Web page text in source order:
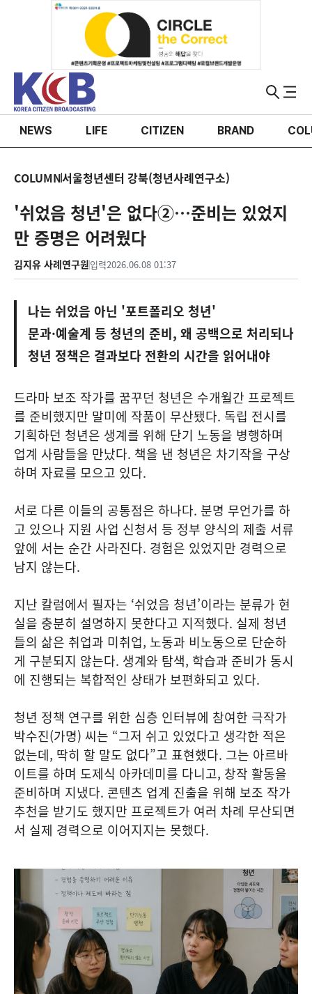
NEWS LIFE CITIZEN BRAND
COLUMN서울청년센터 강북(청년사례연구소)
'쉬었음 청년'은 없다②…준비는 있었지
만 증명은 어려웠다
김지유 사례연구원입력2026.06.08 01:37
나는 쉬었음 아닌 '포트폴리오 청년'
문과·예술계 등 청년의 준비, 왜 공백으로 처리되나
청년 정책은 결과보다 전환의 시간을 읽어내야
드라마 보조 작가를 꿈꾸던 청년은 수개월간 프로젝트
를 준비했지만 말미에 작품이 무산됐다. 독립 전시를
기획하던 청년은 생계를 위해 단기 노동을 병행하며
업계 사람들을 만났다. 책을 낸 청년은 차기작을 구상
하며 자료를 모으고 있다.
서로 다른 이들의 공통점은 하나다. 분명 무언가를 하
고 있으나 지원 사업 신청서 등 정부 양식의 제출 서류
앞에 서는 순간 사라진다. 경험은 있었지만 경력으로
남지 않는다.
지난 칼럼에서 필자는 ‘쉬었음 청년’이라는 분류가 현
실을 충분히 설명하지 못한다고 지적했다. 실제 청년
들의 삶은 취업과 미취업, 노동과 비노동으로 단순하
게 구분되지 않는다. 생계와 탐색, 학습과 준비가 동시
에 진행되는 복합적인 상태가 보편화되고 있다.
청년 정책 연구를 위한 심층 인터뷰에 참여한 극작가
박수진(가명) 씨는 “그저 쉬고 있었다고 생각한 적은
없는데, 딱히 할 말도 없다”고 표현했다. 그는 아르바
이트를 하며 도제식 아카데미를 다니고, 창작 활동을
준비하며 지냈다. 콘텐츠 업계 진출을 위해 보조 작가
추천을 받기도 했지만 프로젝트가 여러 차례 무산되면
서 실제 경력으로 이어지지는 못했다.